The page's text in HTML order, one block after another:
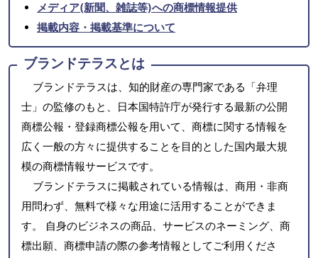
メディア(新聞、雑誌等)への商標情報提供
掲載内容・掲載基準について
ブランドテラスとは
ブランドテラスは、知的財産の専門家である「弁理
士」の監修のもと、日本国特許庁が発行する最新の公開
商標公報・登録商標公報を用いて、商標に関する情報を
広く一般の方々に提供することを目的とした国内最大規
模の商標情報サービスです。
ブランドテラスに掲載されている情報は、商用・非商
用問わず、無料で様々な用途に活用することができま
す。 自身のビジネスの商品、サービスのネーミング、商
標出願、商標申請の際の参考情報としてご利用くださ